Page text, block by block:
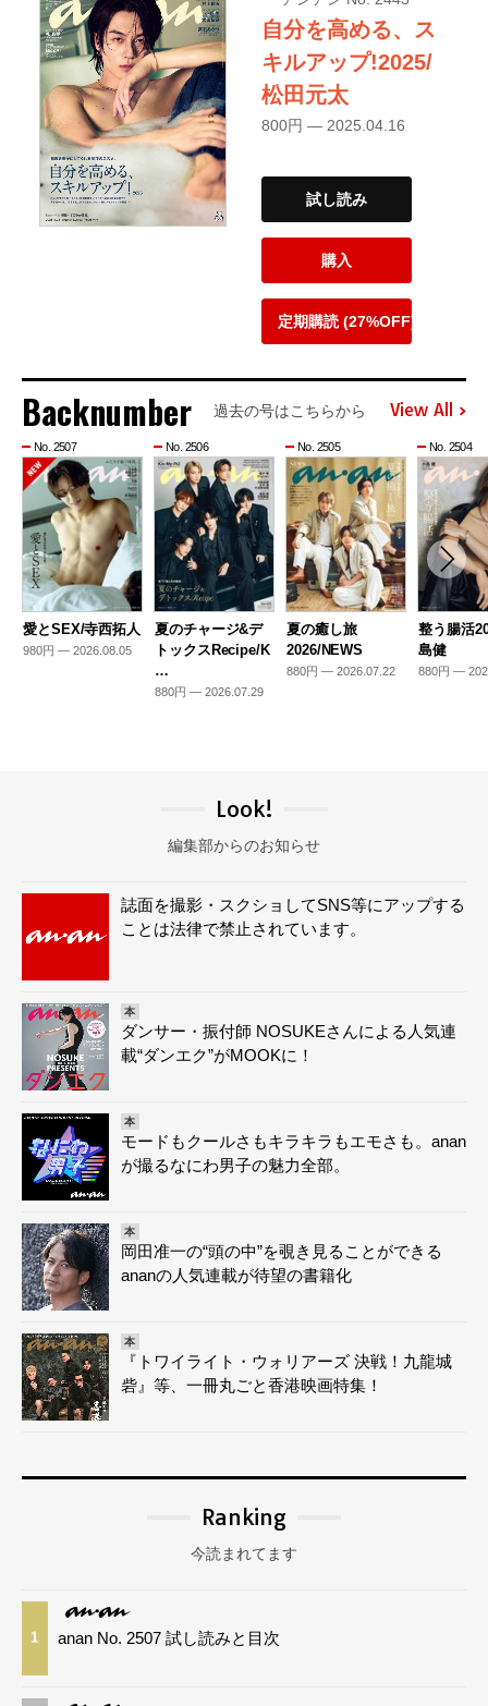
自分を高める、ス
キルアップ!2025/
松田元太
800円 — 2025.04.16
試し読み
購入
定期購読 (27%OFF)
Backnumber 過去の号はこちらから View All
No. 2507
愛とSEX/寺西拓人
980円 — 2026.08.05
No. 2506
夏のチャージ&デ
トックスRecipe/K
…
880円 — 2026.07.29
No. 2505
夏の癒し旅
2026/NEWS
880円 — 2026.07.22
No. 2504
整う腸活
島健
880円 —
Look!
編集部からのお知らせ
誌面を撮影・スクショしてSNS等にアップする
ことは法律で禁止されています。
本
ダンサー・振付師 NOSUKEさんによる人気連
載“ダンエク”がMOOKに！
本
モードもクールさもキラキラもエモさも。anan
が撮るなにわ男子の魅力全部。
本
岡田准一の“頭の中”を覗き見ることができる
ananの人気連載が待望の書籍化
本
『トワイライト・ウォリアーズ 決戦！九龍城
砦』等、一冊丸ごと香港映画特集！
Ranking
今読まれてます
1 anan No. 2507 試し読みと目次